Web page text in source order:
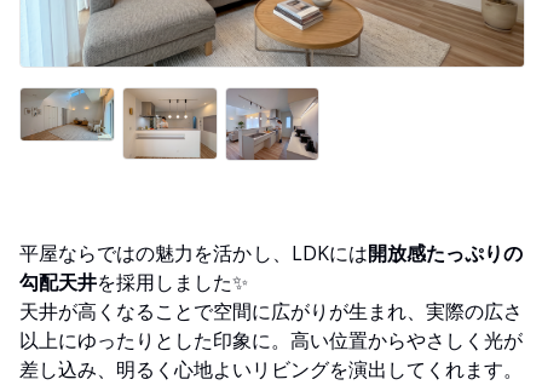
平屋ならではの魅力を活かし、LDKには開放感たっぷりの
勾配天井を採用しました✨
天井が高くなることで空間に広がりが生まれ、実際の広さ
以上にゆったりとした印象に。高い位置からやさしく光が
差し込み、明るく心地よいリビングを演出してくれます。